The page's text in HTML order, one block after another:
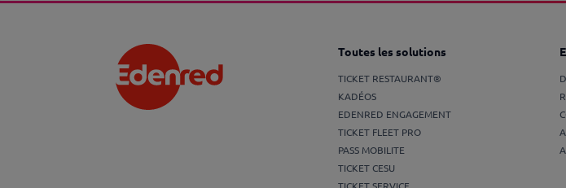
Toutes les solutions
TICKET RESTAURANT®
KADÉOS
EDENRED ENGAGEMENT
TICKET FLEET PRO
PASS MOBILITE
TICKET CESU
TICKET SERVICE